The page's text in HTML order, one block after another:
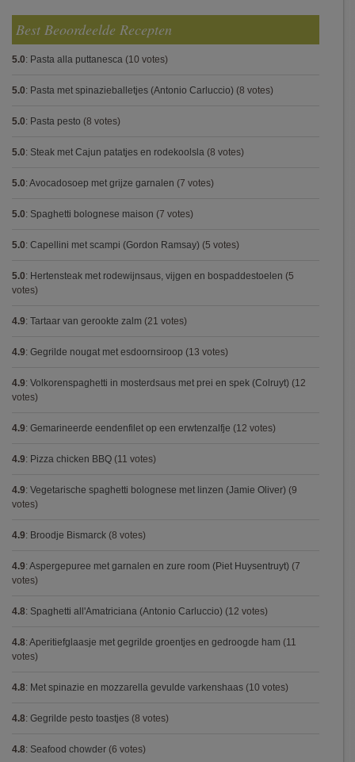
Best Beoordeelde Recepten
5.0: Pasta alla puttanesca (10 votes)
5.0: Pasta met spinazieballetjes (Antonio Carluccio) (8 votes)
5.0: Pasta pesto (8 votes)
5.0: Steak met Cajun patatjes en rodekoolsla (8 votes)
5.0: Avocadosoep met grijze garnalen (7 votes)
5.0: Spaghetti bolognese maison (7 votes)
5.0: Capellini met scampi (Gordon Ramsay) (5 votes)
5.0: Hertensteak met rodewijnsaus, vijgen en bospaddestoelen (5
votes)
4.9: Tartaar van gerookte zalm (21 votes)
4.9: Gegrilde nougat met esdoornsiroop (13 votes)
4.9: Volkorenspaghetti in mosterdsaus met prei en spek (Colruyt) (12
votes)
4.9: Gemarineerde eendenfilet op een erwtenzalfje (12 votes)
4.9: Pizza chicken BBQ (11 votes)
4.9: Vegetarische spaghetti bolognese met linzen (Jamie Oliver) (9
votes)
4.9: Broodje Bismarck (8 votes)
4.9: Aspergepuree met garnalen en zure room (Piet Huysentruyt) (7
votes)
4.8: Spaghetti all'Amatriciana (Antonio Carluccio) (12 votes)
4.8: Aperitiefglaasje met gegrilde groentjes en gedroogde ham (11
votes)
4.8: Met spinazie en mozzarella gevulde varkenshaas (10 votes)
4.8: Gegrilde pesto toastjes (8 votes)
4.8: Seafood chowder (6 votes)